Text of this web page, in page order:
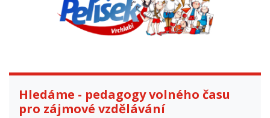
Hledáme - pedagogy volného času
26.06.2026